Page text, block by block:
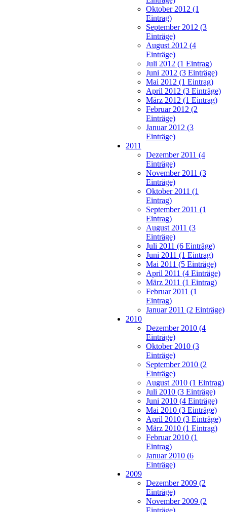
Oktober 2012 (1
Eintrag)
September 2012 (3
Einträge)
August 2012 (4
Einträge)
Juli 2012 (1 Eintrag)
Juni 2012 (3 Einträge)
Mai 2012 (1 Eintrag)
April 2012 (3 Einträge)
März 2012 (1 Eintrag)
Februar 2012 (2
Einträge)
Januar 2012 (3
Einträge)
2011
Dezember 2011 (4
Einträge)
November 2011 (3
Einträge)
Oktober 2011 (1
Eintrag)
September 2011 (1
Eintrag)
August 2011 (3
Einträge)
Juli 2011 (6 Einträge)
Juni 2011 (1 Eintrag)
Mai 2011 (5 Einträge)
April 2011 (4 Einträge)
März 2011 (1 Eintrag)
Februar 2011 (1
Eintrag)
Januar 2011 (2 Einträge)
2010
Dezember 2010 (4
Einträge)
Oktober 2010 (3
Einträge)
September 2010 (2
Einträge)
August 2010 (1 Eintrag)
Juli 2010 (3 Einträge)
Juni 2010 (4 Einträge)
Mai 2010 (3 Einträge)
April 2010 (3 Einträge)
März 2010 (1 Eintrag)
Februar 2010 (1
Eintrag)
Januar 2010 (6
Einträge)
2009
Dezember 2009 (2
Einträge)
November 2009 (2
Einträge)